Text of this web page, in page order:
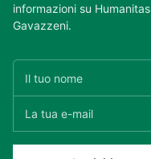
informazioni su Humanitas
Gavazzeni.